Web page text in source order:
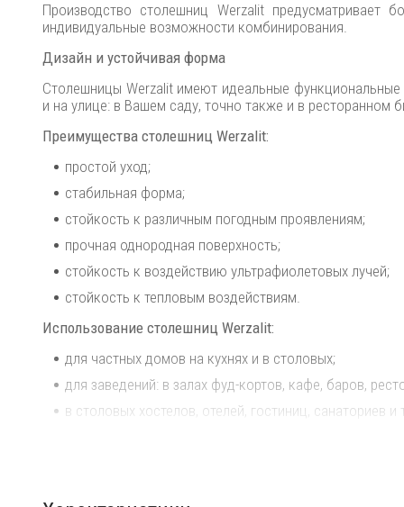
Производство столешниц Werzalit
индивидуальные возможности комбинирования.
Дизайн и устойчивая форма
Столешницы Werzalit имеют идеальные
и на улице: в Вашем саду, точно также и в ресторанном
Преимущества столешниц Werzalit:
простой уход;
стабильная форма;
стойкость к различным погодным проявлениям;
прочная однородная поверхность;
стойкость к воздействию ультрафиолетовых лучей;
стойкость к тепловым воздействиям.
Использование столешниц Werzalit:
для частных домов на кухнях и в столовых;
для заведений: в залах фуд-кортов, кафе, баров,
в столовых хостелов, отелей, гостиниц, санаториев и